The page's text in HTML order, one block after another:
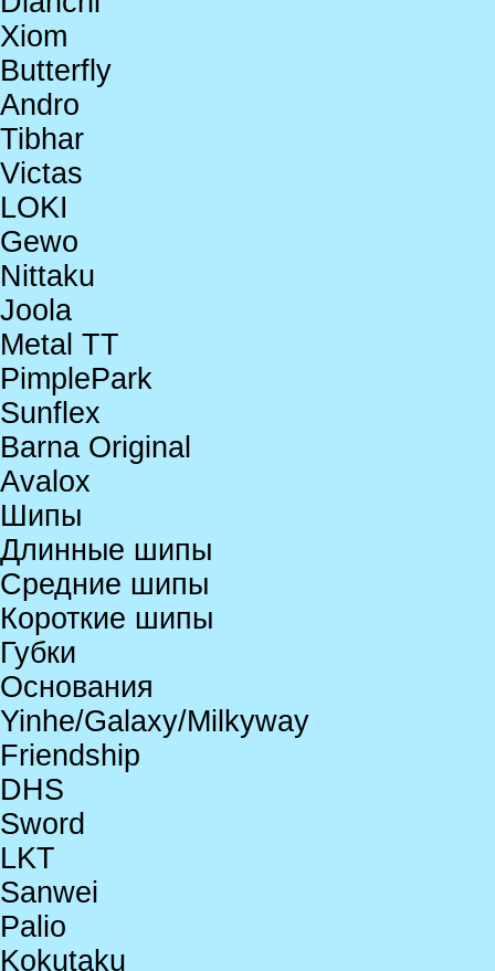
Xiom
Butterfly
Andro
Tibhar
Victas
LOKI
Gewo
Nittaku
Joola
Metal TT
PimplePark
Sunflex
Barna Original
Avalox
Шипы
Длинные шипы
Средние шипы
Короткие шипы
Губки
Основания
Yinhe/Galaxy/Milkyway
Friendship
DHS
Sword
LKT
Sanwei
Palio
Kokutaku